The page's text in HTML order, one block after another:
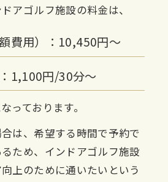
アゴルフ施設の料金は、
費用）：10,450円〜
1,100円/30分〜
っております。
は、希望する時間で予約で
ため、インドアゴルフ施設
上のために通いたいという